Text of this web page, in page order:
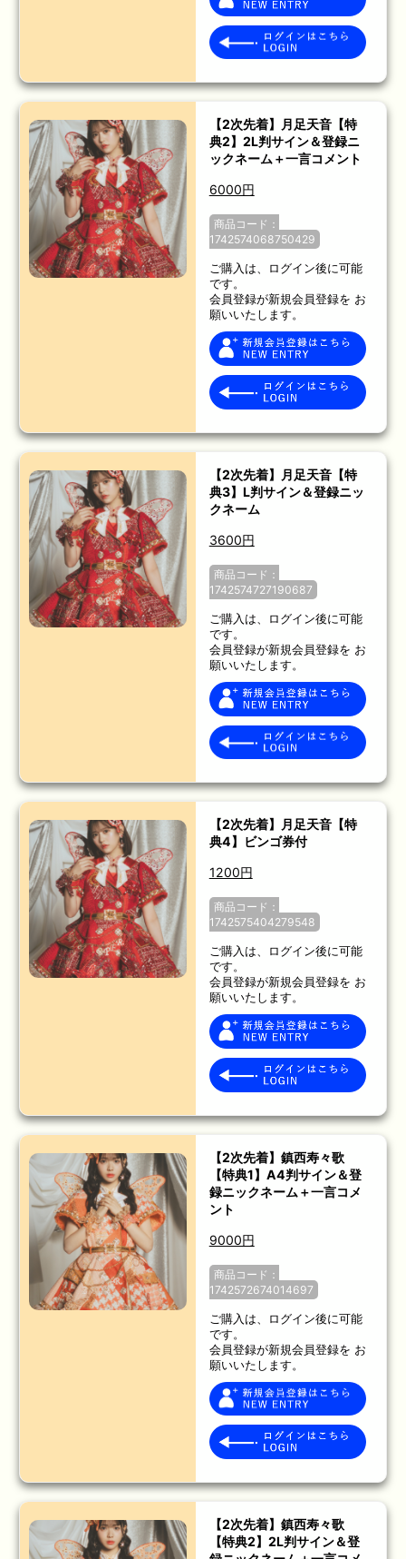
【2次先着】月足天音【特
典2】2L判サイン＆登録ニ
ックネーム＋一言コメント
6000円
商品コード：
1742574068750429
ご購入は、ログイン後に可能
です。
会員登録が新規会員登録を お
願いいたします。
【2次先着】月足天音【特
典3】L判サイン＆登録ニッ
クネーム
3600円
商品コード：
1742574727190687
ご購入は、ログイン後に可能
です。
会員登録が新規会員登録を お
願いいたします。
【2次先着】月足天音【特
典4】ビンゴ券付
1200円
商品コード：
1742575404279548
ご購入は、ログイン後に可能
です。
会員登録が新規会員登録を お
願いいたします。
【2次先着】鎮西寿々歌
【特典1】A4判サイン＆登
録ニックネーム＋一言コメ
ント
9000円
商品コード：
1742572674014697
ご購入は、ログイン後に可能
です。
会員登録が新規会員登録を お
願いいたします。
【2次先着】鎮西寿々歌
【特典2】2L判サイン＆登